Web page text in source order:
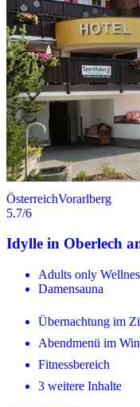
ÖsterreichVorarlberg
5.7/6
Idylle in Oberlech
Adults only
Damensauna
Übernachtung im
Abendmenü im
Fitnessbereich
3 weitere Inhalte